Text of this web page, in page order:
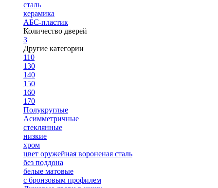
сталь
керамика
АБС-пластик
Количество дверей
3
Другие категории
110
130
140
150
160
170
Полукруглые
Асимметричные
стеклянные
низкие
хром
цвет оружейная вороненая сталь
без поддона
белые матовые
с бронзовым профилем